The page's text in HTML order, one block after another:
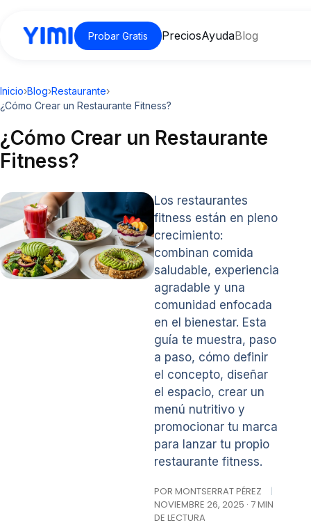
Probar Gratis PreciosAyudaBlog
Inicio›Blog›Restaurante›
¿Cómo Crear un Restaurante Fitness?
¿Cómo Crear un Restaurante
Fitness?
Los restaurantes
fitness están en pleno
crecimiento:
combinan comida
saludable, experiencia
agradable y una
comunidad enfocada
en el bienestar. Esta
guía te muestra, paso
a paso, cómo definir
el concepto, diseñar
el espacio, crear un
menú nutritivo y
promocionar tu marca
para lanzar tu propio
restaurante fitness.
POR MONTSERRAT PÉREZ
|
NOVIEMBRE 26, 2025 · 7 MIN
DE LECTURA